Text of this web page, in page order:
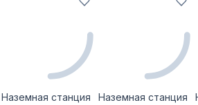
Наземная станция
Наземная станция